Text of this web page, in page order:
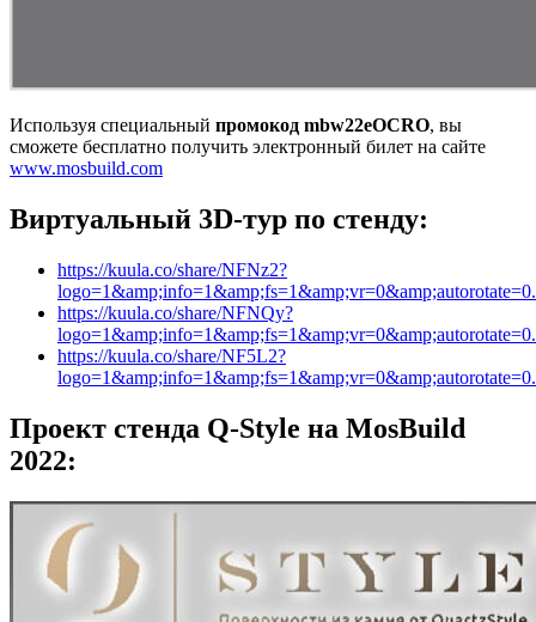
Используя специальный промокод mbw22eOCRO, вы
сможете бесплатно получить электронный билет на сайте
www.mosbuild.com
Виртуальный 3D-тур по стенду:
https://kuula.co/share/NFNz2?
https://kuula.co/share/NFNQy?
https://kuula.co/share/NF5L2?
Проект стенда Q-Style на MosBuild
2022: